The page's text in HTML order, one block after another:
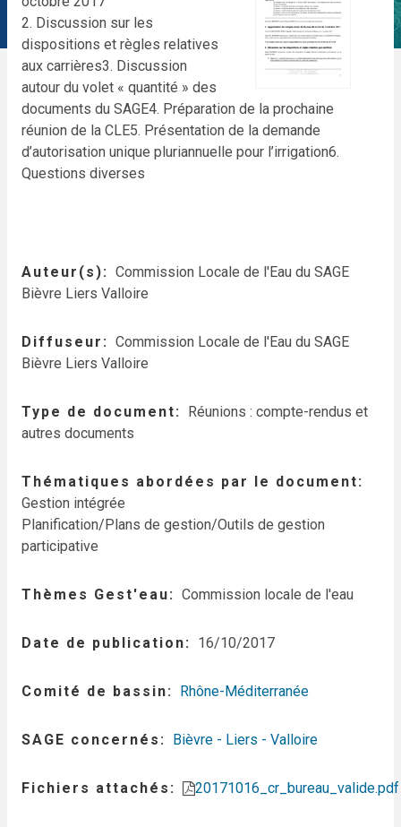
2. Discussion sur les
dispositions et règles relatives
aux carrières3. Discussion
autour du volet « quantité » des
documents du SAGE4. Préparation de la prochaine
réunion de la CLE5. Présentation de la demande
d’autorisation unique pluriannuelle pour l’irrigation6.
Questions diverses
Auteur(s)
Commission Locale de l'Eau du SAGE
Bièvre Liers Valloire
Diffuseur
Commission Locale de l'Eau du SAGE
Bièvre Liers Valloire
Type de document
Réunions : compte-rendus et
autres documents
Thématiques abordées par le document
Gestion intégrée
Planification/Plans de gestion/Outils de gestion
participative
Thèmes Gest'eau Commission locale de l'eau
Date de publication 16/10/2017
Comité de bassin Rhône-Méditerranée
SAGE concernés Bièvre - Liers - Valloire
Fichiers attachés 20171016_cr_bureau_valide.pdf